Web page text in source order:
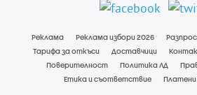
Реклама Реклама избори 2026
Тарифа за откъси
Доставчици
Поверителност
Политика ЛД
Етика и съответствие
Платени